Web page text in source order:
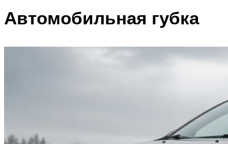
Автомобильная губка